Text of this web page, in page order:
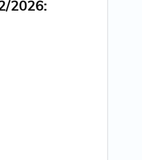
2026: